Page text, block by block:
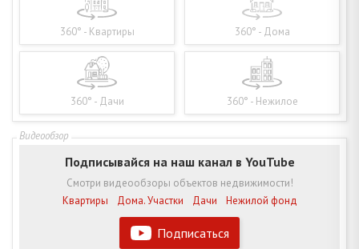
360° - Квартиры 360° - Дома
360° - Дачи 360° - Нежилое
Подписаться
Подписывайся на наш канал в YouTube
Смотри видеообзоры объектов недвижимости!
Квартиры
Дома. Участки Дачи Нежилой фонд